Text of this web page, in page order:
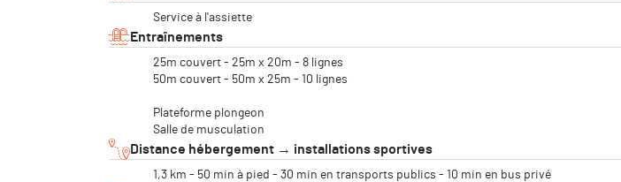
Service à l'assiette
Entraînements
25m couvert - 25m x 20m - 8 lignes
50m couvert - 50m x 25m - 10 lignes
Plateforme plongeon
Salle de musculation
Distance hébergement → installations sportives
1,3 km - 50 min à pied - 30 min en transports publics - 10 min en bus privé